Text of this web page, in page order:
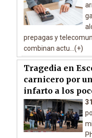
prepagas y
combinan actu...(+)
Tragedia en
carnicero por
infarto a los